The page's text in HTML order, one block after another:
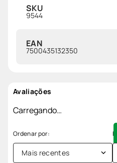
SKU
9544
EAN
7500435132350
Avaliações
Carregando…
Mais recentes